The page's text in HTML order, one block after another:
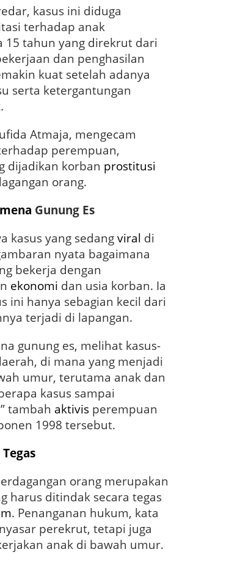
kasus ini diduga
terhadap anak
15 tahun yang direkrut dari
dan penghasilan
kuat setelah adanya
serta ketergantungan
Atmaja, mengecam
perempuan,
dijadikan korban prostitusi
orang.
Gunung Es
kasus yang sedangviral di
nyata bagaimana
bekerja dengan
ekonomi dan usia korban. Ia
ini hanya sebagian kecil dari
terjadi di lapangan.
gunung es, melihat kasus-
di mana yang menjadi
umur, terutama anak dan
kasus sampai
tambah aktivisperempuan
1998 tersebut.
Tegas
orang merupakan
harus ditindak secara tegas
. Penanganan hukum, kata
perekrut, tetapi juga
anak di bawah umur.